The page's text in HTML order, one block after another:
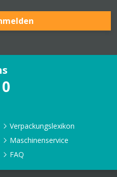
Verpackungslexikon
Maschinenservice
FAQ